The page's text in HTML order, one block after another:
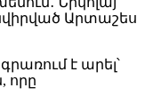
է արել՝
որը